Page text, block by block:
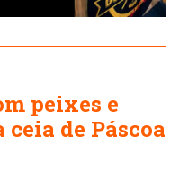
peixes e
de Páscoa